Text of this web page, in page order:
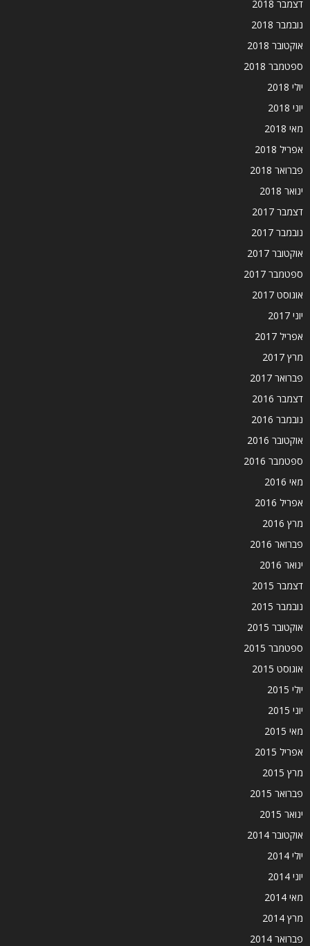
דצמבר 2018
נובמבר 2018
אוקטובר 2018
ספטמבר 2018
יולי 2018
יוני 2018
מאי 2018
אפריל 2018
פברואר 2018
ינואר 2018
דצמבר 2017
נובמבר 2017
אוקטובר 2017
ספטמבר 2017
אוגוסט 2017
יוני 2017
אפריל 2017
מרץ 2017
פברואר 2017
דצמבר 2016
נובמבר 2016
אוקטובר 2016
ספטמבר 2016
מאי 2016
אפריל 2016
מרץ 2016
פברואר 2016
ינואר 2016
דצמבר 2015
נובמבר 2015
אוקטובר 2015
ספטמבר 2015
אוגוסט 2015
יולי 2015
יוני 2015
מאי 2015
אפריל 2015
מרץ 2015
פברואר 2015
ינואר 2015
אוקטובר 2014
יולי 2014
יוני 2014
מאי 2014
מרץ 2014
פברואר 2014